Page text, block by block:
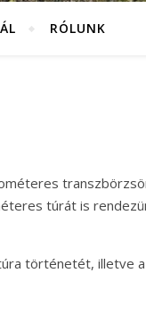
RÓLUNK
túrát is
történetét, illetve